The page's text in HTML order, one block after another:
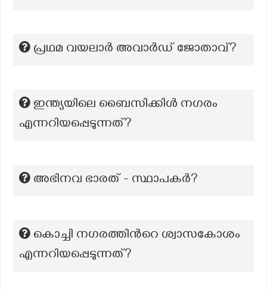
പ്രഥമ വയലാര്‍ അവാര്‍ഡ് ജോതാവ്?
ഇന്ത്യയിലെ ബൈസിക്കിൾ നഗരം
എന്നറിയപ്പെടുന്നത്?
അഭിനവ ഭാരത് - സ്ഥാപകര്‍?
കൊച്ചി നഗരത്തിന്‍റെ ശ്വാസകോശം
എന്നറിയപ്പെടുന്നത്?